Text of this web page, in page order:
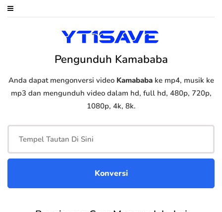
Pengunduh Kamababa
Anda dapat mengonversi video Kamababake mp4, musik ke
mp3 dan mengunduh video dalam hd, full hd, 480p, 720p,
1080p, 4k, 8k.